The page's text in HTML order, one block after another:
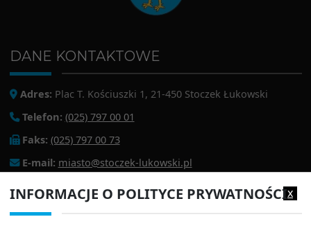
DANE KONTAKTOWE
Adres: Plac T. Kościuszki 1, 21-450 Stoczek Łukowski
Telefon: (025) 797 00 01
Faks: (025) 797 00 73
E-mail: miasto@stoczek-lukowski.pl
x
INFORMACJE O POLITYCE PRYWATNOŚCI